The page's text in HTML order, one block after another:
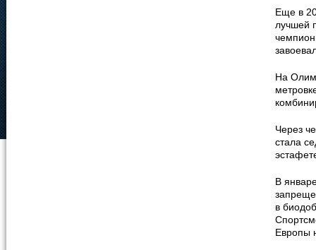
Еще в
лучшей
На
Через
стала
В
в
Европы